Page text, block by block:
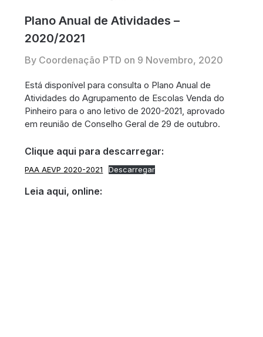
Plano Anual de Atividades –
2020/2021
By Coordenação PTD on 9 Novembro, 2020
Está disponível para consulta o Plano Anual de
Atividades do Agrupamento de Escolas Venda do
Pinheiro para o ano letivo de 2020-2021, aprovado
em reunião de Conselho Geral de 29 de outubro.
Clique aqui para descarregar:
PAA AEVP 2020-2021 Descarregar
Leia aqui, online: